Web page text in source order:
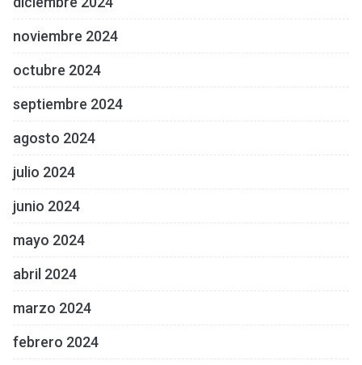
noviembre 2024
octubre 2024
septiembre 2024
agosto 2024
julio 2024
junio 2024
mayo 2024
abril 2024
marzo 2024
febrero 2024